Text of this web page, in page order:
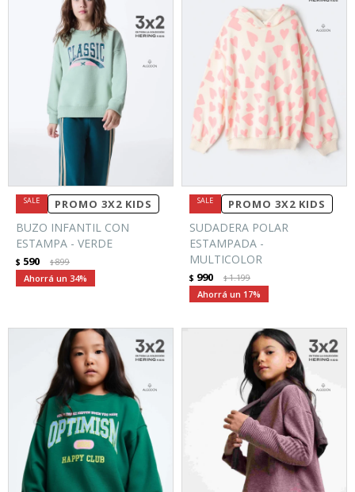
PROMO 3X2 KIDS
BUZO INFANTIL CON
ESTAMPA - VERDE
$ 590 $899
34
PROMO 3X2 KIDS
SUDADERA POLAR
ESTAMPADA -
MULTICOLOR
$ 990 $1.199
17